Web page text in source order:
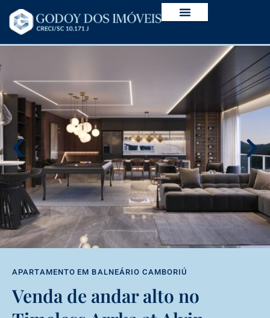
APARTAMENTO EM BALNEÁRIO CAMBORIÚ
Venda de andar alto no